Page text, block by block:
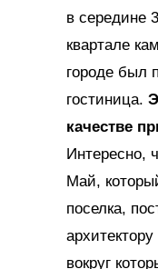
в середине
квартале
городе был
гостиница.
качестве
Интересно,
Май,
поселка,
вокруг